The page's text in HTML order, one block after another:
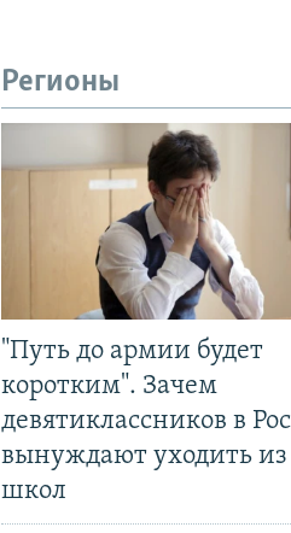
Регионы
"Путь до армии будет
коротким". Зачем
девятиклассников в
вынуждают уходить из
школ